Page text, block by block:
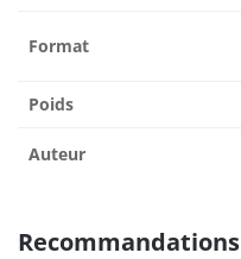
Format
Poids
Auteur
Recommandations